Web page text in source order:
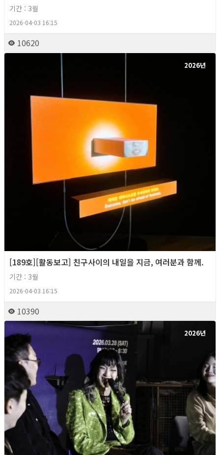
기간 : 3월
2026-04-03 16:15
10620
2026년
[189호][활동보고] 친구사이의 내일을 지금, 여러분과 함께.
기간 : 3월
2026-04-03 16:15
10390
2026년